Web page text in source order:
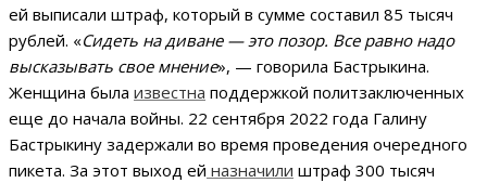
ей выписали штраф, который в сумме составил 85 тысяч
рублей. «Сидеть на диване — это позор. Все равно надо
высказывать свое мнение», — говорила Бастрыкина.
Женщина была известна поддержкой политзаключенных
еще до начала войны. 22 сентября 2022 года Галину
Бастрыкину задержали во время проведения очередного
пикета. За этот выход ей назначили штраф 300 тысяч